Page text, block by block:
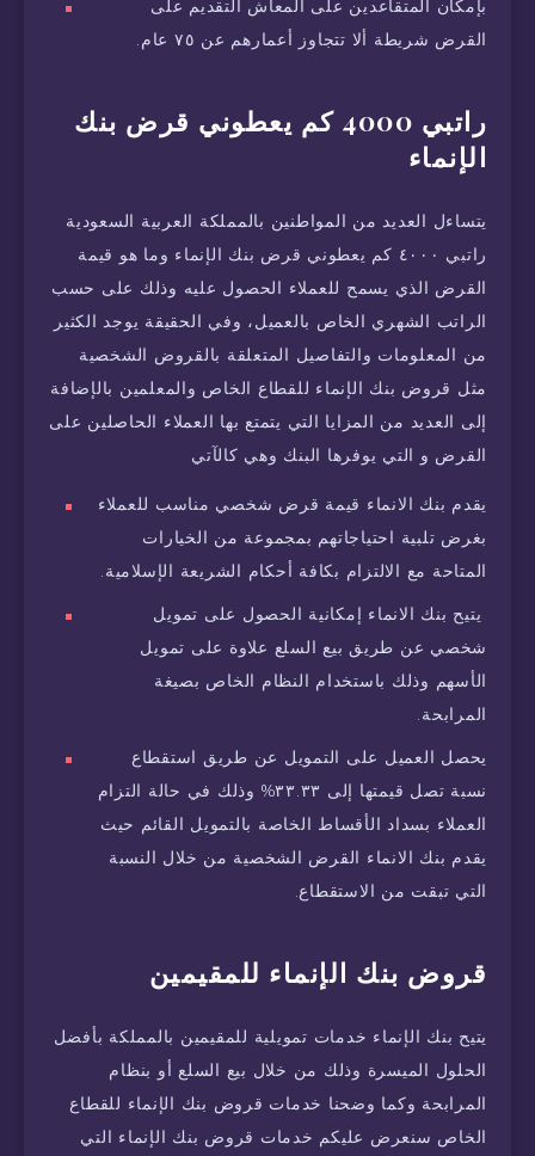
بإمكان المتقاعدين على المعاش التقديم على
القرض شريطة ألا تتجاوز أعمارهم عن ٧٥ عام.
راتبي 4000 كم يعطوني قرض بنك
الإنماء
يتساءل العديد من المواطنين بالمملكة العربية السعودية
راتبي ٤٠٠٠ كم يعطوني قرض بنك الإنماء وما هو قيمة
القرض الذي يسمح للعملاء الحصول عليه وذلك على حسب
الراتب الشهري الخاص بالعميل، وفي الحقيقة يوجد الكثير
من المعلومات والتفاصيل المتعلقة بالقروض الشخصية
مثل قروض بنك الإنماء للقطاع الخاص والمعلمين بالإضافة
إلى العديد من المزايا التي يتمتع بها العملاء الحاصلين على
القرض و التي يوفرها البنك وهي كالآتي
يقدم بنك الانماء قيمة قرض شخصي مناسب للعملاء
بغرض تلبية احتياجاتهم بمجموعة من الخيارات
المتاحة مع الالتزام بكافة أحكام الشريعة الإسلامية.
يتيح بنك الانماء إمكانية الحصول على تمويل
شخصي عن طريق بيع السلع علاوة على تمويل
الأسهم وذلك باستخدام النظام الخاص بصيغة
المرابحة.
يحصل العميل على التمويل عن طريق استقطاع
نسبة تصل قيمتها إلى ٣٣.٣٣% وذلك في حالة التزام
العملاء بسداد الأقساط الخاصة بالتمويل القائم حيث
يقدم بنك الانماء القرض الشخصية من خلال النسبة
التي تبقت من الاستقطاع.
قروض بنك الإنماء للمقيمين
يتيح بنك الإنماء خدمات تمويلية للمقيمين بالمملكة بأفضل
الحلول الميسرة وذلك من خلال بيع السلع أو بنظام
المرابحة وكما وضحنا خدمات قروض بنك الإنماء للقطاع
الخاص سنعرض عليكم خدمات قروض بنك الإنماء التي